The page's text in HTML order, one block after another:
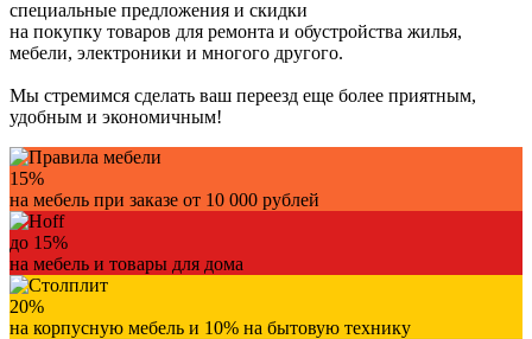
специальные предложения и скидки
на покупку товаров для ремонта и обустройства жилья,
мебели, электроники и многого другого.
Мы стремимся сделать ваш переезд еще более приятным,
удобным и экономичным!
15%
на мебель при заказе от 10 000 рублей
до 15%
на мебель и товары для дома
20%
на корпусную мебель и 10% на бытовую технику